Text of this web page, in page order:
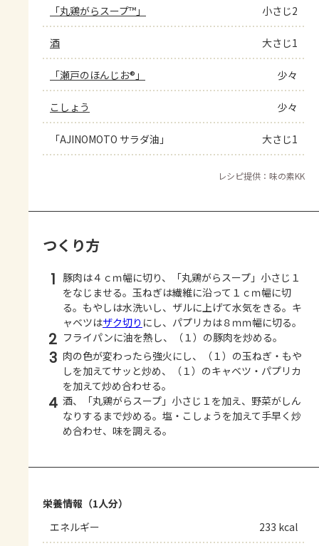
「丸鶏がらスープ™」 小さじ2
酒 大さじ1
「瀬戸のほんじお®」 少々
こしょう 少々
「AJINOMOTO サラダ油」 大さじ1
レシピ提供：味の素KK
つくり方
1 豚肉は４ｃｍ幅に切り、「丸鶏がらスープ」小さじ１
をなじませる。玉ねぎは繊維に沿って１ｃｍ幅に切
る。もやしは水洗いし、ザルに上げて水気をきる。キ
ャベツはザク切り にし、パプリカは８ｍｍ幅に切る。
2 フライパンに油を熱し、（１）の豚肉を炒める。
3 肉の色が変わったら強火にし、（１）の玉ねぎ・もや
しを加えてサッと炒め、（１）のキャベツ・パプリカ
を加えて炒め合わせる。
4 酒、「丸鶏がらスープ」小さじ１を加え、野菜がしん
なりするまで炒める。塩・こしょうを加えて手早く炒
め合わせ、味を調える。
栄養情報（1人分）
エネルギー
233 kcal